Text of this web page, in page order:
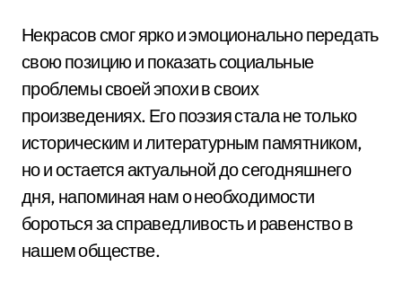
Некрасов смог ярко и эмоционально передать
свою позицию и показать социальные
проблемы своей эпохи в своих
произведениях. Его поэзия стала не только
историческим и литературным памятником,
но и остается актуальной до сегодняшнего
дня, напоминая нам о необходимости
бороться за справедливость и равенство в
нашем обществе.